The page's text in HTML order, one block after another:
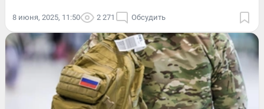
8 июня, 2025, 11:50 2 271 Обсудить